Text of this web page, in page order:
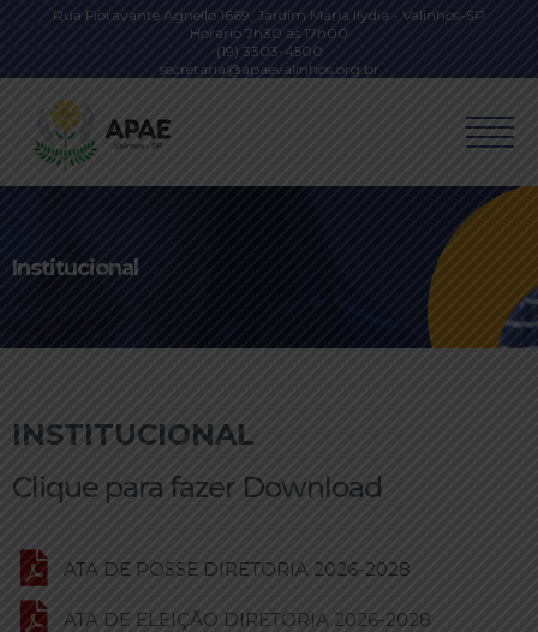
Rua Fioravante Agnello 1669, Jardim Maria Ilydia - Valinhos-SP
Horário 7h30 às 17h00
(19) 3303-4500
secretaria@apaevalinhos.org.br
Institucional
INSTITUCIONAL
Clique para fazer Download
ATA DE POSSE DIRETORIA 2026-2028
ATA DE ELEIÇÃO DIRETORIA 2026-2028